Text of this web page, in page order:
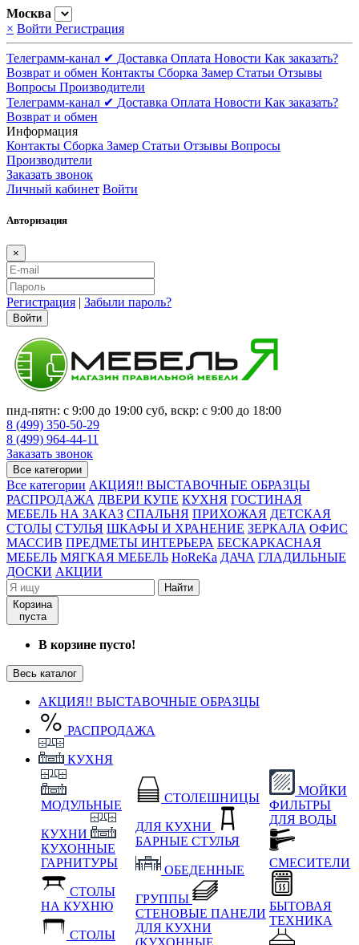
Москва
× Войти Регистрация
Телеграмм-канал ✔ Доставка Оплата Новости Как заказать?
Возврат и обмен Контакты Сборка Замер Статьи Отзывы
Вопросы Производители
Телеграмм-канал ✔ Доставка Оплата Новости Как заказать?
Возврат и обмен
Информация
Контакты Сборка Замер Статьи Отзывы Вопросы
Производители
Заказать звонок
Личный кабинет Войти
Авторизация
×
Регистрация | Забыли пароль?
Войти
пнд-пятн: с 9:00 до 19:00 суб, вскр: с 9:00 до 18:00
8 (499) 350-50-29
8 (499) 964-44-11
Заказать звонок
Все категории
Все категории АКЦИЯ!! ВЫСТАВОЧНЫЕ ОБРАЗЦЫ
РАСПРОДАЖА ДВЕРИ КУПЕ КУХНЯ ГОСТИНАЯ
МЕБЕЛЬ НА ЗАКАЗ СПАЛЬНЯ ПРИХОЖАЯ ДЕТСКАЯ
СТОЛЫ СТУЛЬЯ ШКАФЫ И ХРАНЕНИЕ ЗЕРКАЛА ОФИС
МАССИВ ПРЕДМЕТЫ ИНТЕРЬЕРА БЕСКАРКАСНАЯ
МЕБЕЛЬ МЯГКАЯ МЕБЕЛЬ HoReKa ДАЧА ГЛАДИЛЬНЫЕ
ДОСКИ АКЦИИ
Найти
Корзина
пуста
В корзине пусто!
Весь каталог
АКЦИЯ!! ВЫСТАВОЧНЫЕ ОБРАЗЦЫ
РАСПРОДАЖА
КУХНЯ
МОДУЛЬНЫЕ
КУХНИ
КУХОННЫЕ
ГАРНИТУРЫ
СТОЛЫ
НА КУХНЮ
СТОЛЫ
СТОЛЕШНИЦЫ
ДЛЯ КУХНИ
БАРНЫЕ СТУЛЬЯ
ОБЕДЕННЫЕ
ГРУППЫ
СТЕНОВЫЕ ПАНЕЛИ
ДЛЯ КУХНИ
МОЙКИ
ФИЛЬТРЫ
ДЛЯ ВОДЫ
СМЕСИТЕЛИ
БЫТОВАЯ
ТЕХНИКА